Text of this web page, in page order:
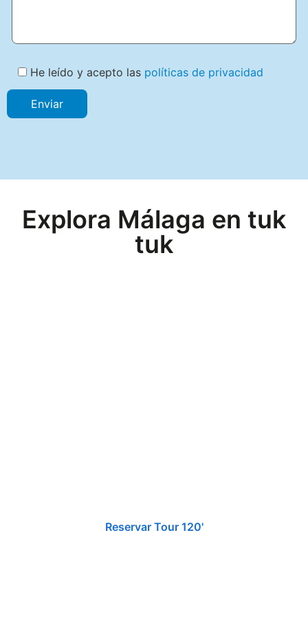
He leído y acepto las políticas de privacidad
Explora Málaga en tuk
tuk
Reservar Tour 120'